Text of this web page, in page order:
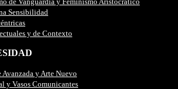
Sensibilidad
y de Contexto
Avanzada y Arte Nuevo
y Vasos Comunicantes